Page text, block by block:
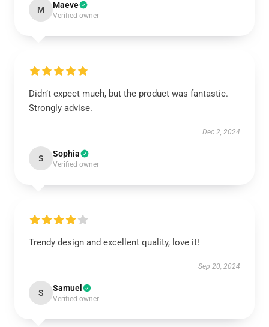
M Maeve
Verified owner
Didn’t expect much, but the product was fantastic.
Strongly advise.
Dec 2, 2024
S Sophia
Verified owner
Trendy design and excellent quality, love it!
Sep 20, 2024
S Samuel
Verified owner